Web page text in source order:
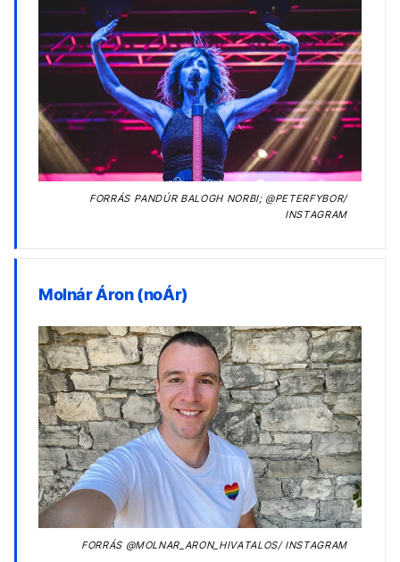
FORRÁSPANDÚR BALOGH NORBI; @PETERFYBOR/
INSTAGRAM
Molnár Áron (noÁr)
FORRÁS@MOLNAR_ARON_HIVATALOS/ INSTAGRAM